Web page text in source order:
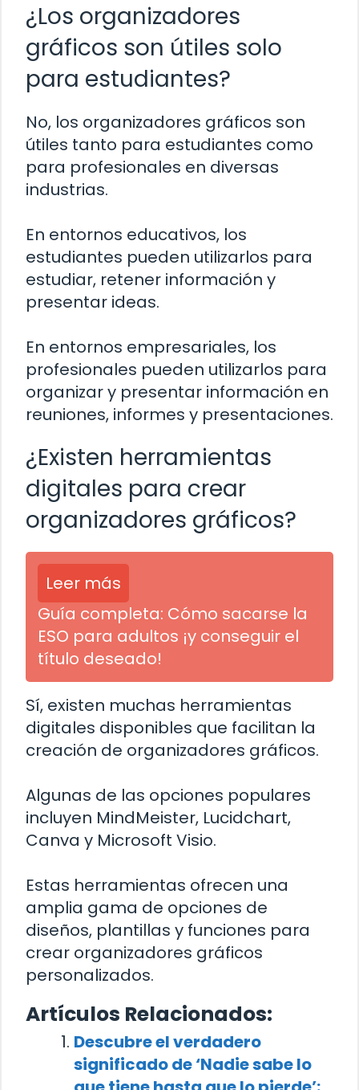
¿Los organizadores
gráficos son útiles solo
para estudiantes?
No, los organizadores gráficos son
útiles tanto para estudiantes como
para profesionales en diversas
industrias.
En entornos educativos, los
estudiantes pueden utilizarlos para
estudiar, retener información y
presentar ideas.
En entornos empresariales, los
profesionales pueden utilizarlos para
organizar y presentar información en
reuniones, informes y presentaciones.
¿Existen herramientas
digitales para crear
organizadores gráficos?
Leer más
Guía completa: Cómo sacarse la
ESO para adultos ¡y conseguir el
título deseado!
Sí, existen muchas herramientas
digitales disponibles que facilitan la
creación de organizadores gráficos.
Algunas de las opciones populares
incluyen MindMeister, Lucidchart,
Canva y Microsoft Visio.
Estas herramientas ofrecen una
amplia gama de opciones de
diseños, plantillas y funciones para
crear organizadores gráficos
personalizados.
Artículos Relacionados:
Descubre el verdadero
significado de ‘Nadie sabe lo